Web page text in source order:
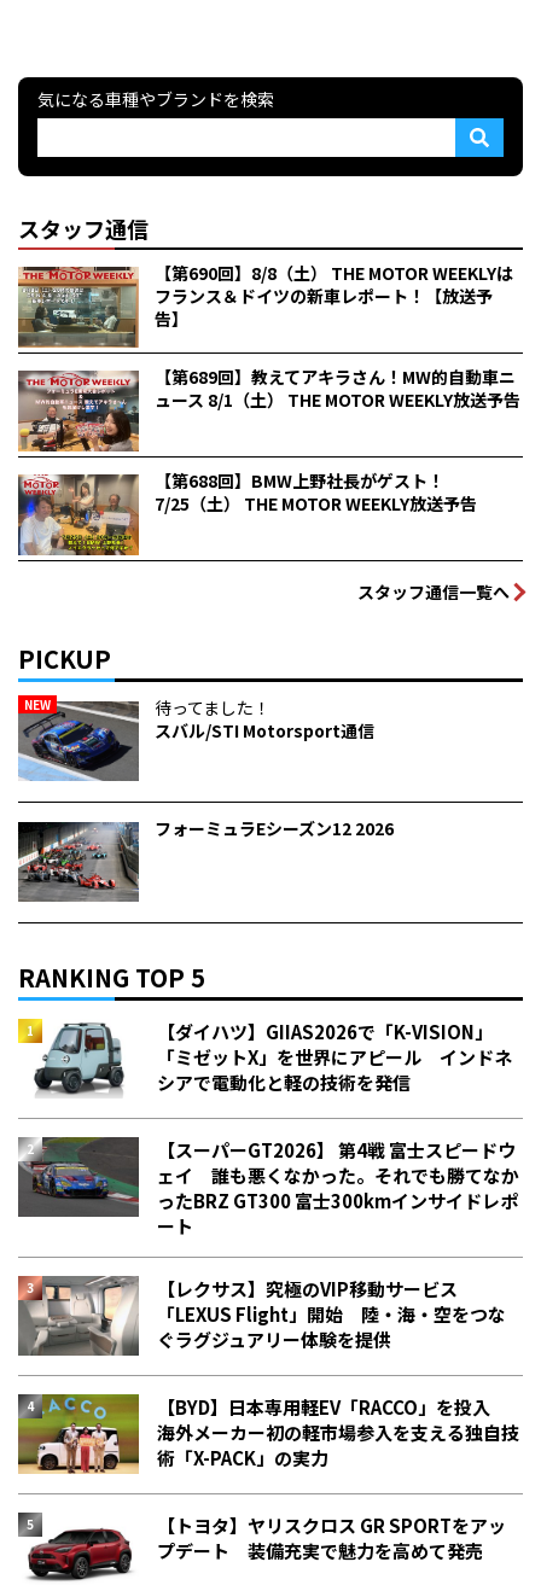
気になる車種やブランドを検索
スタッフ通信
【第690回】8/8（土） THE MOTOR WEEKLYは
フランス＆ドイツの新車レポート！【放送予
告】
【第689回】教えてアキラさん！MW的自動車ニ
ュース 8/1（土） THE MOTOR WEEKLY放送予告
【第688回】BMW上野社長がゲスト！
7/25（土） THE MOTOR WEEKLY放送予告
スタッフ通信一覧へ
PICKUP
NEW
待ってました！
スバル/STI Motorsport通信
フォーミュラEシーズン12 2026
RANKING TOP 5
【ダイハツ】GIIAS2026で「K-VISION」
「ミゼットX」を世界にアピール インドネ
シアで電動化と軽の技術を発信
【スーパーGT2026】 第4戦 富士スピードウ
ェイ 誰も悪くなかった。それでも勝てなか
った――BRZ GT300 富士300kmインサイドレポ
ート
【レクサス】究極のVIP移動サービス
「LEXUS Flight」開始 陸・海・空をつな
ぐラグジュアリー体験を提供
【BYD】日本専用軽EV「RACCO」を投入
海外メーカー初の軽市場参入を支える独自技
術「X-PACK」の実力
【トヨタ】ヤリスクロス GR SPORTをアッ
プデート 装備充実で魅力を高めて発売